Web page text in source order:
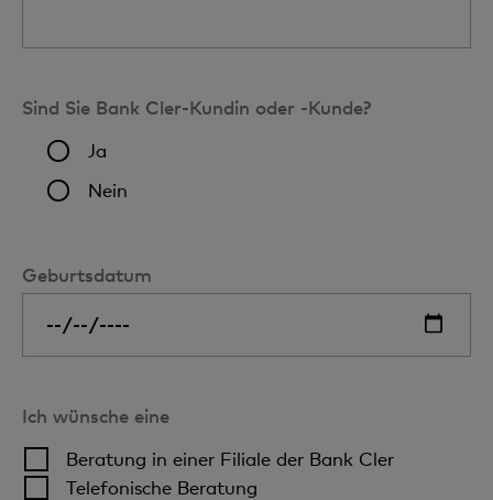
Sind Sie Bank Cler-Kundin oder -Kunde?
Ja
Nein
Geburtsdatum
Ich wünsche eine
Beratung in einer Filiale der Bank Cler
Telefonische Beratung